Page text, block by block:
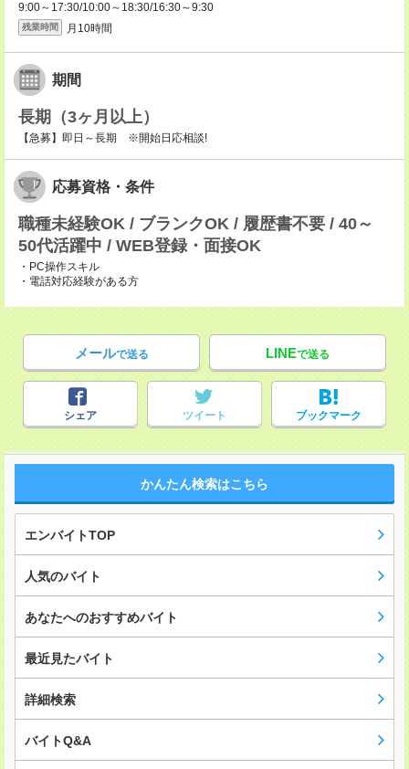
9:00～17:30/10:00～18:30/16:30～9:30
残業時間 月10時間
期間
長期（3ヶ月以上）
【急募】即日～長期 ※開始日応相談!
応募資格・条件
職種未経験OK / ブランクOK / 履歴書不要 / 40～
50代活躍中 / WEB登録・面接OK
・PC操作スキル
・電話対応経験がある方
メールで送る LINEで送る
シェア ツイート ブックマーク
かんたん検索はこちら
エンバイトTOP
人気のバイト
あなたへのおすすめバイト
最近見たバイト
詳細検索
バイトQ&A